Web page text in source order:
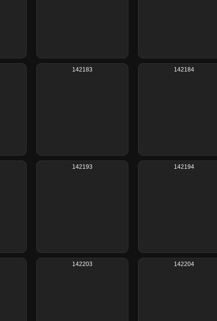
142183 142184
142193 142194
142203 142204